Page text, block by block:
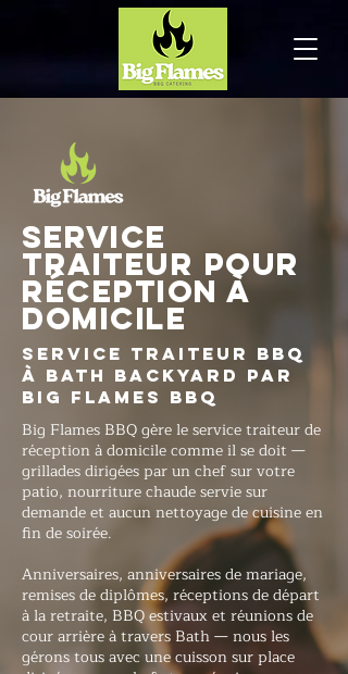
Service
traiteur pour
réception à
domicile
Service traiteur BBQ
à Bath Backyard par
Big Flames BBQ
Big Flames BBQ gère le service traiteur de
réception à domicile comme il se doit —
grillades dirigées par un chef sur votre
patio, nourriture chaude servie sur
demande et aucun nettoyage de cuisine en
fin de soirée.
Anniversaires, anniversaires de mariage,
remises de diplômes, réceptions de départ
à la retraite, BBQ estivaux et réunions de
cour arrière à travers Bath — nous les
gérons tous avec une cuisson sur place